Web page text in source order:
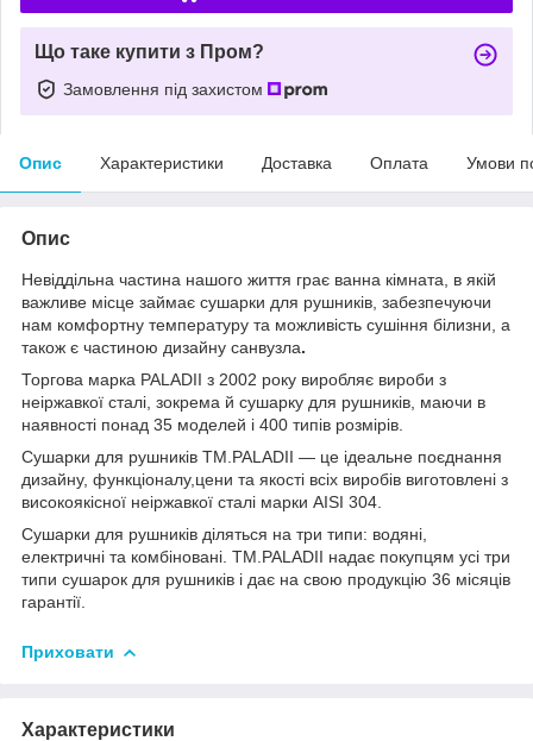
Що таке купити з Пром?
Замовлення під захистом
Опис Характеристики Доставка Оплата Умови
Опис
Невіддільна частина нашого життя грає ванна кімната, в якій
важливе місце займає сушарки для рушників, забезпечуючи
нам комфортну температуру та можливість сушіння білизни, а
також є частиною дизайну санвузла.
Торгова марка PALADII з 2002 року виробляє вироби з
неіржавкої сталі, зокрема й сушарку для рушників, маючи в
наявності понад 35 моделей і 400 типів розмірів.
Сушарки для рушників TM.PALADII — це ідеальне поєднання
дизайну, функціоналу,цени та якості всіх виробів виготовлені з
високоякісної неіржавкої сталі марки AISI 304.
Сушарки для рушників діляться на три типи: водяні,
електричні та комбіновані. TM.PALADII надає покупцям усі три
типи сушарок для рушників і дає на свою продукцію 36 місяців
гарантії.
Приховати
Характеристики